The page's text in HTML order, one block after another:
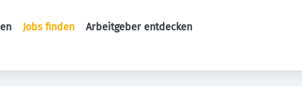
Jobs finden
Arbeitgeber entdecken